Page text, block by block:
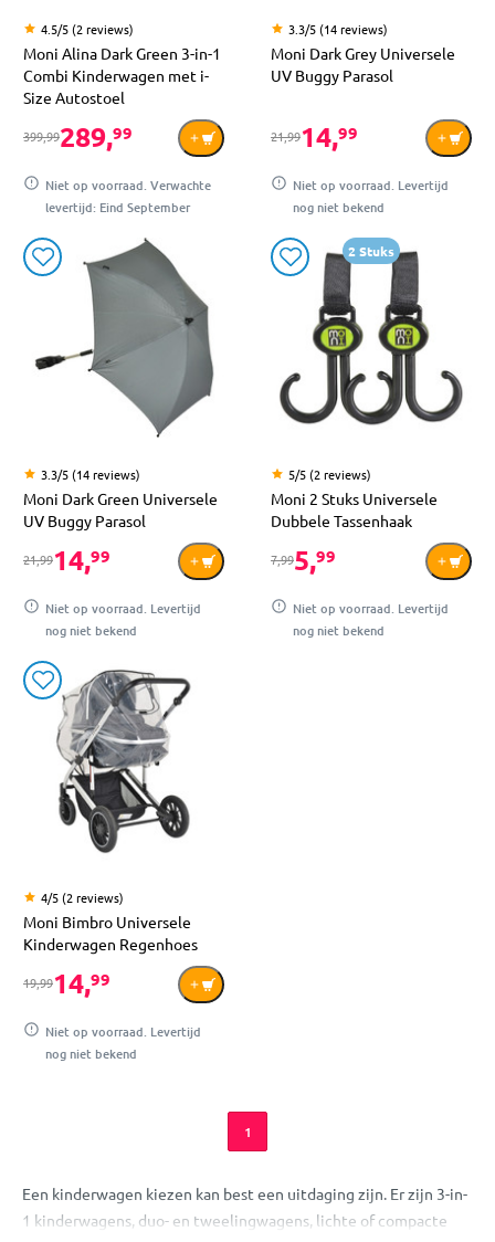
4.5/5 (2 reviews)
Moni Alina Dark Green 3-in-1
Combi Kinderwagen met i-
Size Autostoel
399,99289,99
Niet op voorraad. Verwachte
levertijd: Eind September
3.3/5 (14 reviews)
Moni Dark Grey Universele
UV Buggy Parasol
21,9914,99
Niet op voorraad. Levertijd
nog niet bekend
3.3/5 (14 reviews)
Moni Dark Green Universele
UV Buggy Parasol
21,9914,99
Niet op voorraad. Levertijd
nog niet bekend
2 Stuks
5/5 (2 reviews)
Moni 2 Stuks Universele
Dubbele Tassenhaak
7,995,99
Niet op voorraad. Levertijd
nog niet bekend
4/5 (2 reviews)
Moni Bimbro Universele
Kinderwagen Regenhoes
19,9914,99
Niet op voorraad. Levertijd
nog niet bekend
1
Een kinderwagen kiezen kan best een uitdaging zijn. Er zijn 3-in-
1 kinderwagens, duo- en tweelingwagens, lichte of compacte